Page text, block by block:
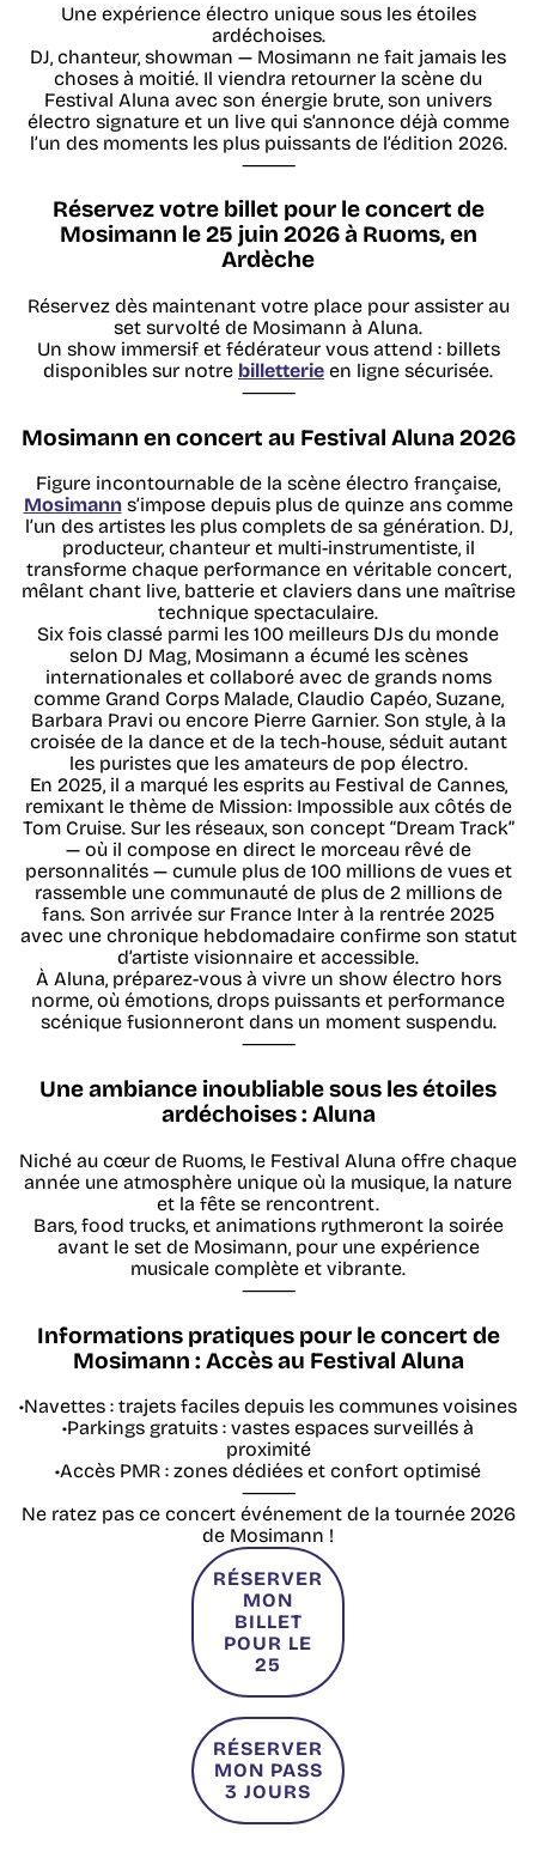
Une expérience électro unique sous les étoiles
ardéchoises.
DJ, chanteur, showman — Mosimann ne fait jamais les
choses à moitié. Il viendra retourner la scène du
Festival Aluna avec son énergie brute, son univers
électro signature et un live qui s’annonce déjà comme
l’un des moments les plus puissants de l’édition 2026.
⸻
Réservez votre billet pour le concert de
Mosimann le 25 juin 2026 à Ruoms, en
Ardèche
Réservez dès maintenant votre place pour assister au
set survolté de Mosimann à Aluna.
Un show immersif et fédérateur vous attend : billets
disponibles sur notre billetterie en ligne sécurisée.
⸻
Mosimann en concert au Festival Aluna 2026
Figure incontournable de la scène électro française,
Mosimanns’impose depuis plus de quinze ans comme
l’un des artistes les plus complets de sa génération. DJ,
producteur, chanteur et multi-instrumentiste, il
transforme chaque performance en véritable concert,
mêlant chant live, batterie et claviers dans une maîtrise
technique spectaculaire.
Six fois classé parmi les 100 meilleurs DJs du monde
selon DJ Mag, Mosimann a écumé les scènes
internationales et collaboré avec de grands noms
comme Grand Corps Malade, Claudio Capéo, Suzane,
Barbara Pravi ou encore Pierre Garnier. Son style, à la
croisée de la dance et de la tech-house, séduit autant
les puristes que les amateurs de pop électro.
En 2025, il a marqué les esprits au Festival de Cannes,
remixant le thème de Mission: Impossible aux côtés de
Tom Cruise. Sur les réseaux, son concept “Dream Track”
— où il compose en direct le morceau rêvé de
personnalités — cumule plus de 100 millions de vues et
rassemble une communauté de plus de 2 millions de
fans. Son arrivée sur France Inter à la rentrée 2025
avec une chronique hebdomadaire confirme son statut
d’artiste visionnaire et accessible.
À Aluna, préparez-vous à vivre un show électro hors
norme, où émotions, drops puissants et performance
scénique fusionneront dans un moment suspendu.
⸻
Une ambiance inoubliable sous les étoiles
ardéchoises : Aluna
Niché au cœur de Ruoms, le Festival Aluna offre chaque
année une atmosphère unique où la musique, la nature
et la fête se rencontrent.
Bars, food trucks, et animations rythmeront la soirée
avant le set de Mosimann, pour une expérience
musicale complète et vibrante.
⸻
Informations pratiques pour le concert de
Mosimann : Accès au Festival Aluna
•Navettes : trajets faciles depuis les communes voisines
•Parkings gratuits : vastes espaces surveillés à
proximité
•Accès PMR : zones dédiées et confort optimisé
⸻
Ne ratez pas ce concert événement de la tournée 2026
de Mosimann !
RÉSERVER
MON
BILLET
POUR LE
25
RÉSERVER
MON PASS
3 JOURS